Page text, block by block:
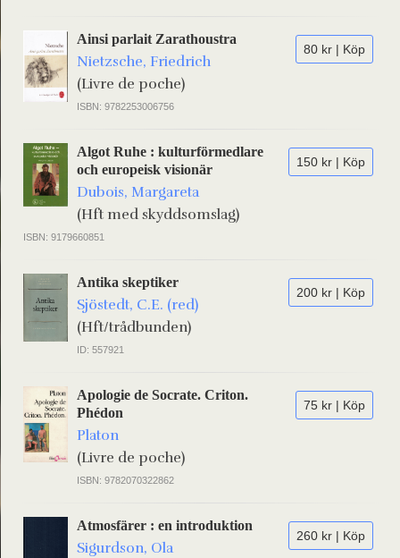
80 kr | Köp
Ainsi parlait Zarathoustra
Nietzsche, Friedrich
(Livre de poche)
ISBN: 9782253006756
150 kr | Köp
Algot Ruhe : kulturförmedlare
och europeisk visionär
Dubois, Margareta
(Hft med skyddsomslag)
ISBN: 9179660851
200 kr | Köp
Antika skeptiker
Sjöstedt, C.E. (red)
(Hft/trådbunden)
ID: 557921
75 kr | Köp
Apologie de Socrate. Criton.
Phédon
Platon
(Livre de poche)
ISBN: 9782070322862
260 kr | Köp
Atmosfärer : en introduktion
Sigurdson, Ola